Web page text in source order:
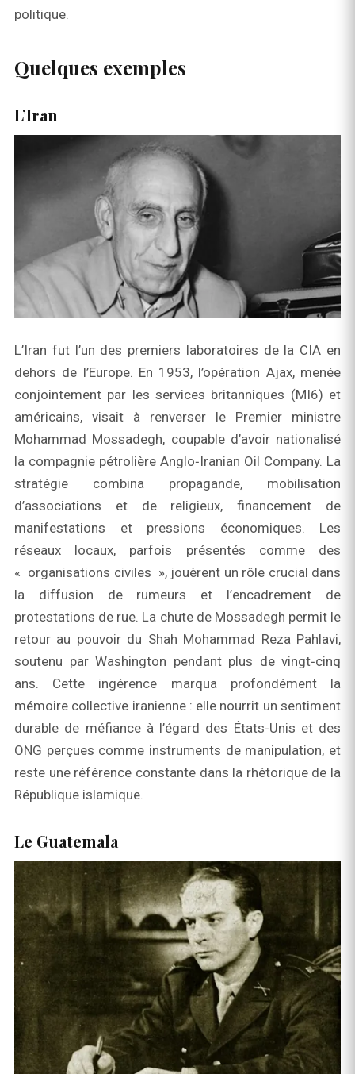
politique.
Quelques exemples
L’Iran
L’Iran fut l’un des premiers laboratoires de la CIA en
dehors de l’Europe. En 1953, l’opération Ajax, menée
conjointement par les services britanniques (MI6) et
américains, visait à renverser le Premier ministre
Mohammad Mossadegh, coupable d’avoir nationalisé
la compagnie pétrolière Anglo‑Iranian Oil Company. La
stratégie combina propagande, mobilisation
d’associations et de religieux, financement de
manifestations et pressions économiques. Les
réseaux locaux, parfois présentés comme des
« organisations civiles », jouèrent un rôle crucial dans
la diffusion de rumeurs et l’encadrement de
protestations de rue. La chute de Mossadegh permit le
retour au pouvoir du Shah Mohammad Reza Pahlavi,
soutenu par Washington pendant plus de vingt‑cinq
ans. Cette ingérence marqua profondément la
mémoire collective iranienne : elle nourrit un sentiment
durable de méfiance à l’égard des États‑Unis et des
ONG perçues comme instruments de manipulation, et
reste une référence constante dans la rhétorique de la
République islamique.
Le Guatemala